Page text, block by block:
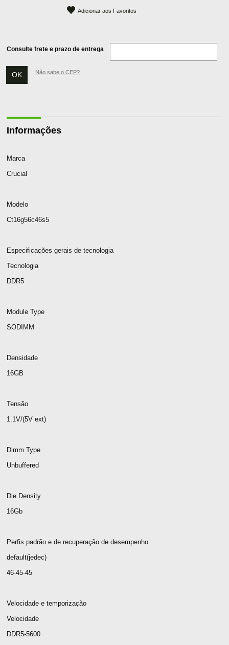
Adicionar aos Favoritos
Consulte frete e prazo de entrega
Não sabe o CEP?
Informações
Marca
Crucial
Modelo
Ct16g56c46s5
Especificações gerais de tecnologia
Tecnologia
DDR5
Module Type
SODIMM
Densidade
16GB
Tensão
1.1V/(5V ext)
Dimm Type
Unbuffered
Die Density
16Gb
Perfis padrão e de recuperação de desempenho
default(jedec)
46-45-45
Velocidade e temporização
Velocidade
DDR5-5600